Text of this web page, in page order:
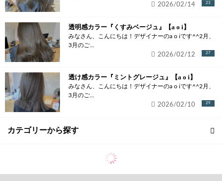
23
2026/02/14
透明感カラー『くすみベージュ』【a o i】
みなさん、こんにちは！デザイナーのa o iです^^2月、
3月のご...
27
2026/02/12
透け感カラー『ミントグレージュ』【a o i】
みなさん、こんにちは！デザイナーのa o iです^^2月、
3月のご...
29
2026/02/10
カテゴリーから探す